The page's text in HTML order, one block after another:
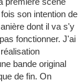
son intention de
dont il va s'y
fonctionner. J'ai
bande original
de fin. On